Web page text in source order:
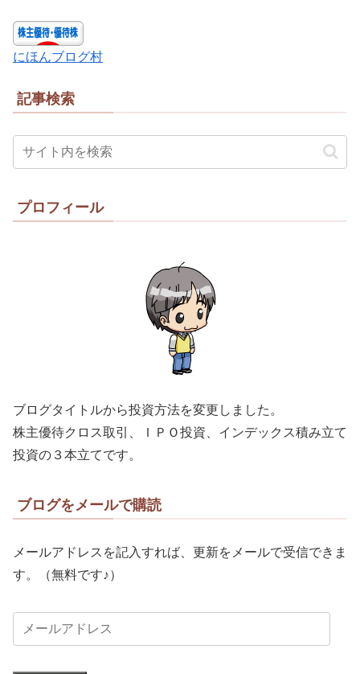
にほんブログ村
記事検索
プロフィール
ブログタイトルから投資方法を変更しました。
株主優待クロス取引、ＩＰＯ投資、インデックス積み立て
投資の３本立てです。
ブログをメールで購読
メールアドレスを記入すれば、更新をメールで受信できま
す。（無料です♪）